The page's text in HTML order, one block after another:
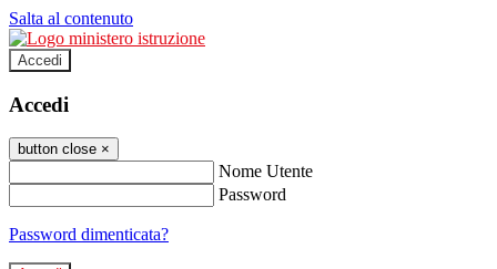
Salta al contenuto
Accedi
Accedi
button close ×
Nome Utente
Password
Password dimenticata?